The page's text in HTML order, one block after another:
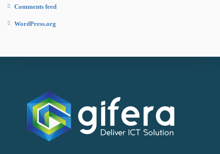
Comments feed
WordPress.org